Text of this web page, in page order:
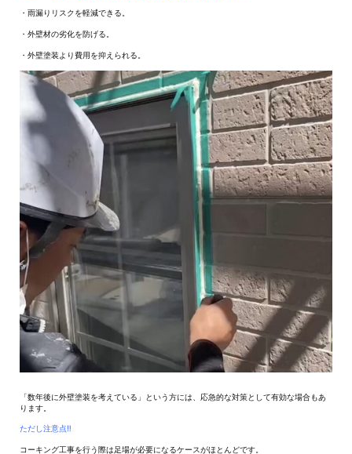
・雨漏りリスクを軽減できる。
・外壁材の劣化を防げる。
・外壁塗装より費用を抑えられる。
「数年後に外壁塗装を考えている」という方には、応急的な対策として有効な場合もあ
ります。
ただし注意点‼
コーキング工事を行う際は足場が必要になるケースがほとんどです。